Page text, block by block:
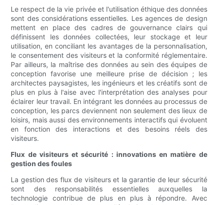
Le respect de la vie privée et l'utilisation éthique des données
sont des considérations essentielles. Les agences de design
mettent en place des cadres de gouvernance clairs qui
définissent les données collectées, leur stockage et leur
utilisation, en conciliant les avantages de la personnalisation,
le consentement des visiteurs et la conformité réglementaire.
Par ailleurs, la maîtrise des données au sein des équipes de
conception favorise une meilleure prise de décision ; les
architectes paysagistes, les ingénieurs et les créatifs sont de
plus en plus à l'aise avec l'interprétation des analyses pour
éclairer leur travail. En intégrant les données au processus de
conception, les parcs deviennent non seulement des lieux de
loisirs, mais aussi des environnements interactifs qui évoluent
en fonction des interactions et des besoins réels des
visiteurs.
Flux de visiteurs et sécurité : innovations en matière de
gestion des foules
La gestion des flux de visiteurs et la garantie de leur sécurité
sont des responsabilités essentielles auxquelles la
technologie contribue de plus en plus à répondre. Avec